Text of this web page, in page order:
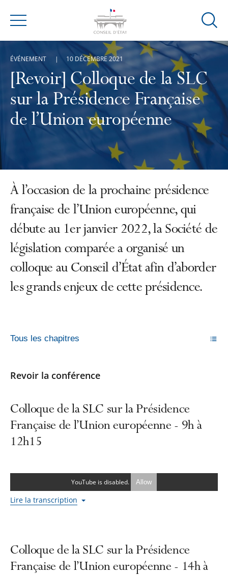
Menu
Ouvrir
de
[Revoir] Colloque de la SLC
sur la Présidence Française
de l’Union européenne
ÉVÉNEMENT 10 DÉCEMBRE 2021
À l’occasion de la prochaine présidence
française de l’Union européenne, qui
débute au 1er janvier 2022, la Société de
législation comparée a organisé un
colloque au Conseil d’État afin d’aborder
les grands enjeux de cette présidence.
Tous les chapitres
Revoir la conférence
Colloque de la SLC sur la Présidence
Française de l’Union européenne - 9h à
12h15
YouTube is disabled. Allow
Lire la transcription
Colloque de la SLC sur la Présidence
Française de l’Union européenne - 14h à